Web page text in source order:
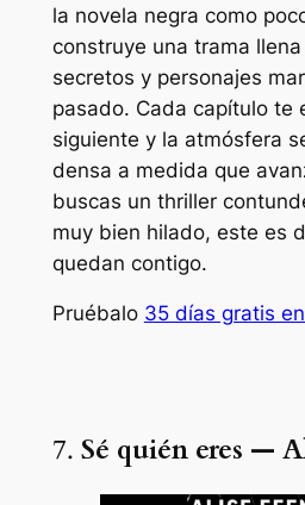
la novela negra como
construye una trama
secretos y personajes
pasado. Cada capítulo te
siguiente y la atmósfera
densa a medida que
buscas un thriller
muy bien hilado, este es
quedan contigo.
Pruébalo 35 días gratis en
7. Sé quién eres —